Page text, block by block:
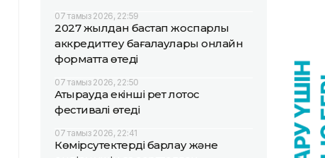
07 тамыз 2026, 22:59
2027 жылдан бастап жоспарлы
аккредиттеу бағалаулары онлайн
форматта өтеді
07 тамыз 2026, 22:50
Атырауда екінші рет лотос
фестивалі өтеді
07 тамыз 2026, 22:41
Көмірсутектерді барлау және